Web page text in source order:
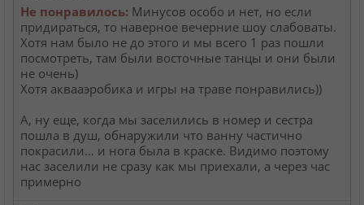
Не понравилось: Минусов особо и нет, но если
придираться, то наверное вечерние шоу слабоваты.
Хотя нам было не до этого и мы всего 1 раз пошли
посмотреть, там были восточные танцы и они были
не очень)
Хотя аквааэробика и игры на траве понравились))
А, ну еще, когда мы заселились в номер и сестра
пошла в душ, обнаружили что ванну частично
покрасили… и нога была в краске. Видимо поэтому
нас заселили не сразу как мы приехали, а через час
примерно